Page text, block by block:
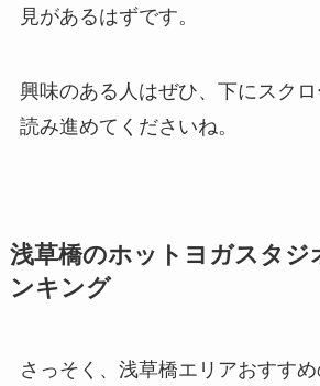
見があるはずです。
興味のある人はぜひ、下にスク
読み進めてくださいね。
浅草橋のホットヨガスタジ
ンキング
さっそく、浅草橋エリアおすす